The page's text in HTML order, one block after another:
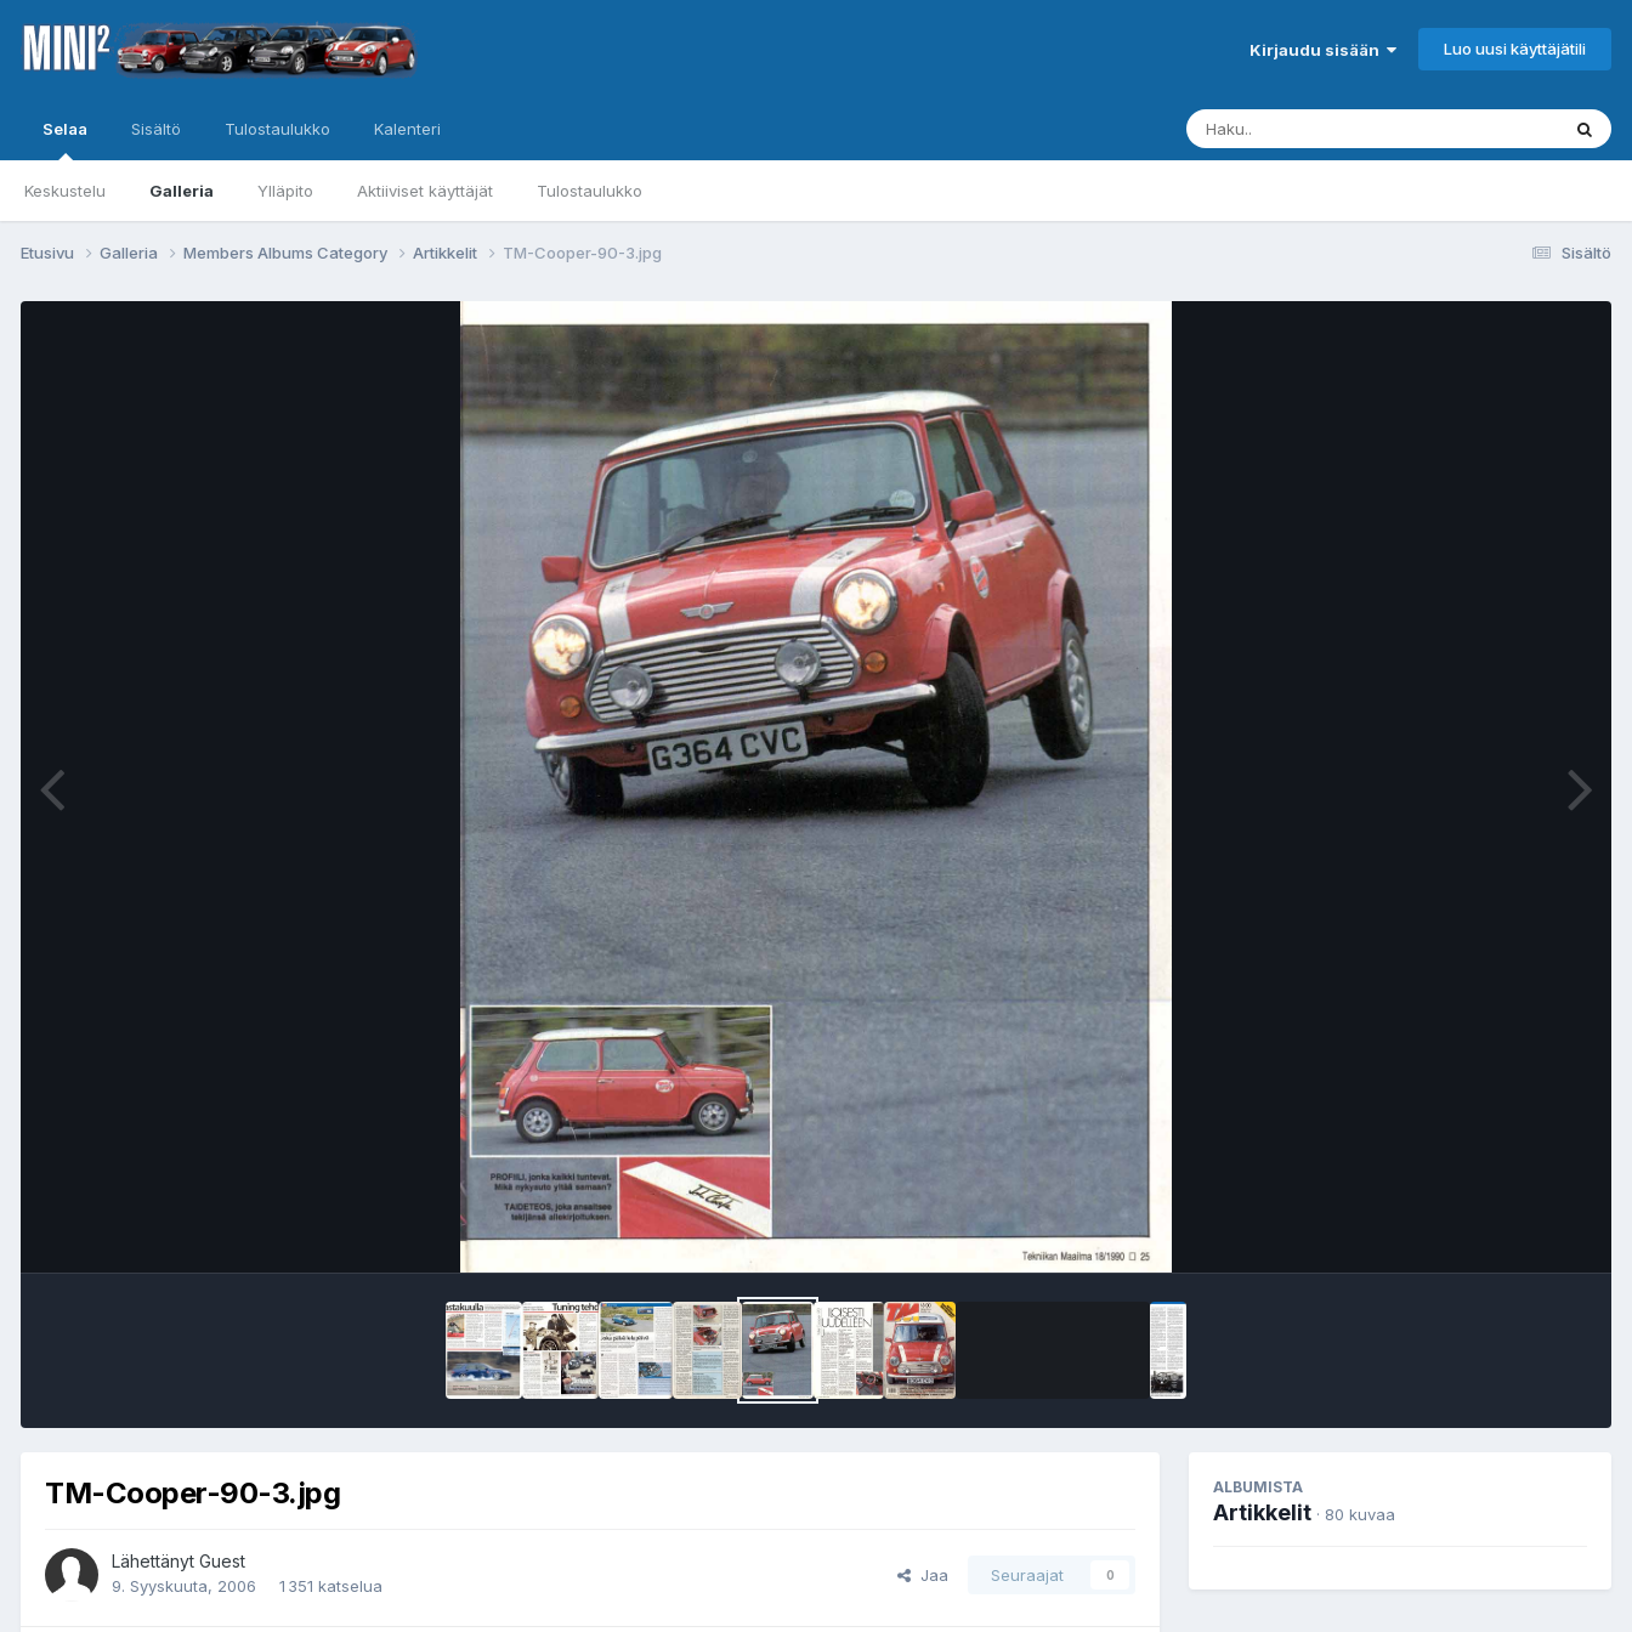
Kirjaudu sisään Luo uusi käyttäjätili
Selaa
Keskustelu Galleria Ylläpito Aktiiviset käyttäjät Tulostaulukko
Sisältö Tulostaulukko Kalenteri
Sisältö
Etusivu Galleria Members Albums Category Artikkelit TM-Cooper-90-3.jpg
TM-Cooper-90-3.jpg
Lähettänyt Guest
9. Syyskuuta, 2006 1 351 katselua
Jaa Seuraajat 0
ALBUMISTA
Artikkelit · 80 kuvaa